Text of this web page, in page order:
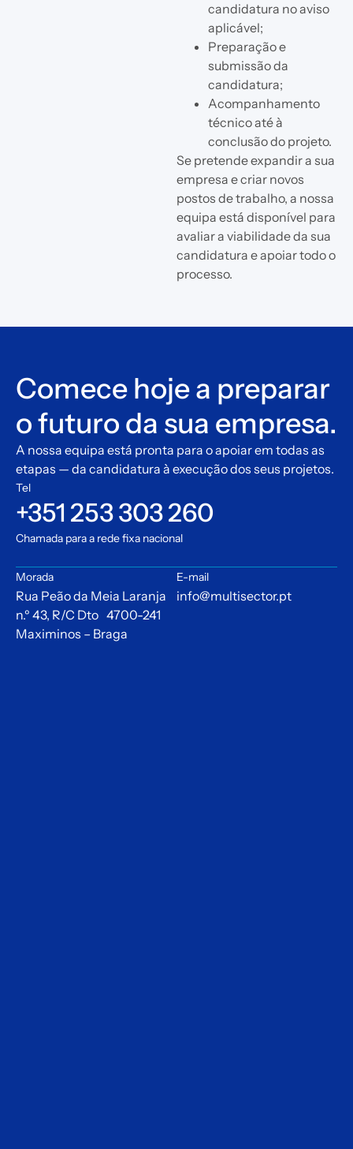
candidatura no aviso
aplicável;
Preparação e
submissão da
candidatura;
Acompanhamento
técnico até à
conclusão do projeto.
Se pretende expandir a sua
empresa e criar novos
postos de trabalho, a nossa
equipa está disponível para
avaliar a viabilidade da sua
candidatura e apoiar todo o
processo.
Comece hoje a preparar
o futuro da sua empresa.
A nossa equipa está pronta para o apoiar em todas as
etapas — da candidatura à execução dos seus projetos.
Tel
+351 253 303 260
Chamada para a rede fixa nacional
Morada
Rua Peão da Meia Laranja
n.º 43, R/C Dto 4700-241
Maximinos – Braga
E-mail
info@multisector.pt